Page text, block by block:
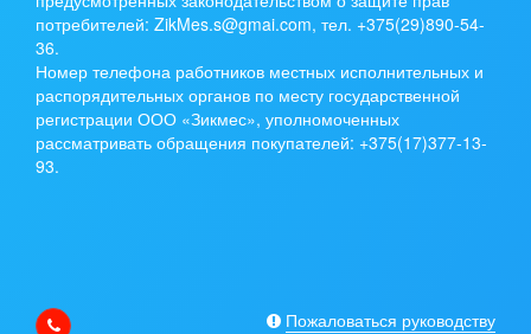
потребителей: ZikMes.s@gmai.com, тел. +375(29)890-54-
36.
Номер телефона работников местных исполнительных и
распорядительных органов по месту государственной
регистрации ООО «Зикмес», уполномоченных
рассматривать обращения покупателей: +375(17)377-13-
93.
Пожаловаться руководству